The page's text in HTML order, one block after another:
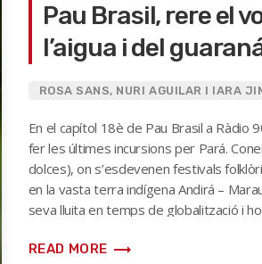
Pau Brasil, rere el
l’aigua i del
ROSA SANS, NURI AGUILAR I IARA
En el capítol 18è de Pau Brasil a Ràdio
fer les últimes incursions per Pará.
dolces), on s’esdevenen festivals
en la vasta terra indígena Andirá –
seva lluita en temps de globalització i
READ MORE trending_flat